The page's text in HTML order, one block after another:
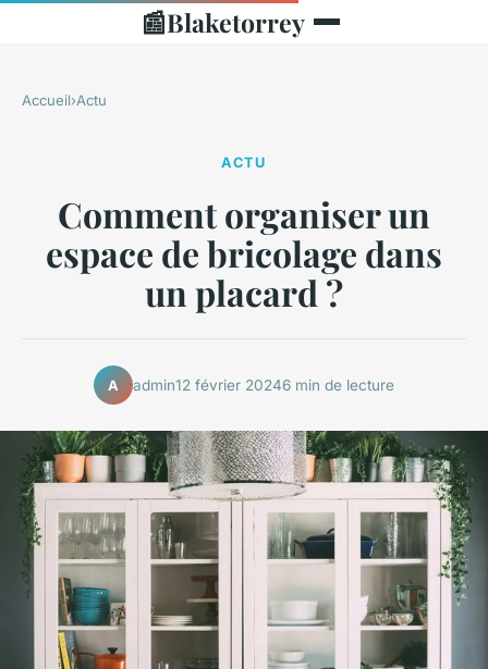
📰Blaketorrey
Accueil›Actu
ACTU
Comment organiser un
espace de bricolage dans
un placard ?
A admin12 février 20246 min de lecture